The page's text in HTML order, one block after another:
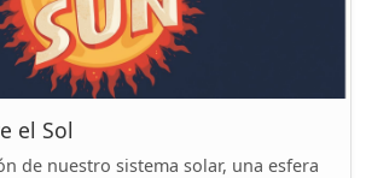
el Sol
de nuestro sistema solar, una esfera